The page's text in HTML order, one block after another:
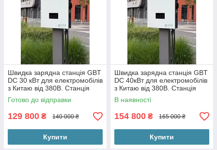
Швидка зарядна станція GBT
DC 30 кВт для електромобілів
з Китаю від 380В. Станція
постійного струму 200-1000V
DC.
Готово до відправки
129 800 ₴ 140 000 ₴
Купити
Швидка зарядна станція GBT
DC 40кВт для електромобілів
з Китаю від 380В. Станція
постійного струму 200-1000V
DC.
В наявності
154 800 ₴ 165 000 ₴
Купити